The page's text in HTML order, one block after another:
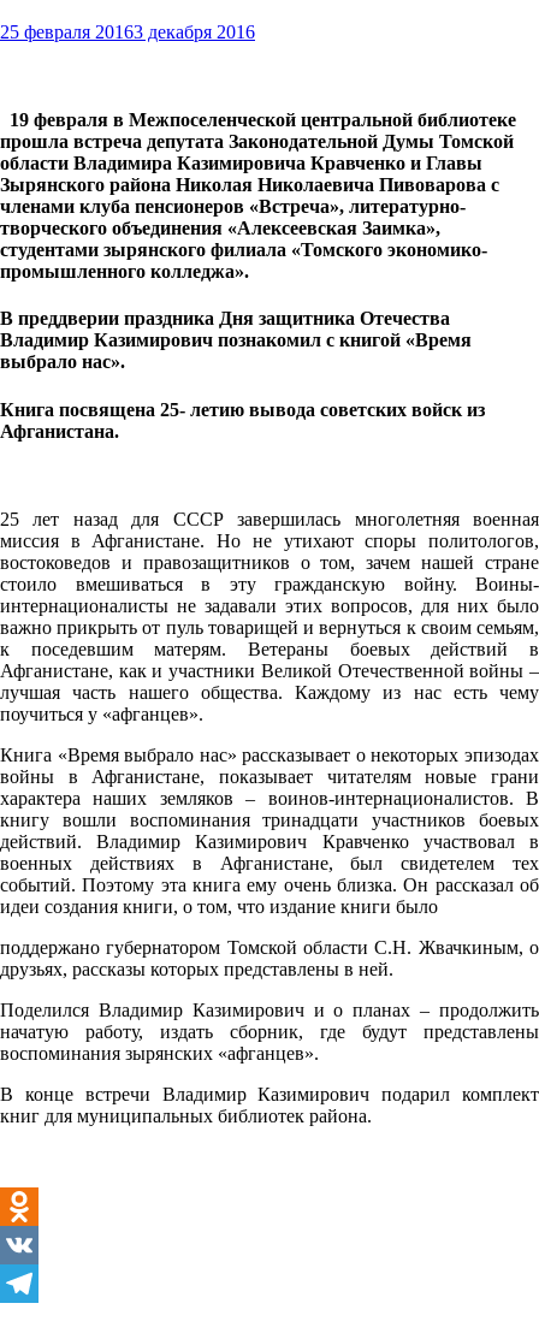
25 февраля 20163 декабря 2016
19 февраля в Межпоселенческой центральной библиотеке
прошла встреча депутата Законодательной Думы Томской
области Владимира Казимировича Кравченко и Главы
Зырянского района Николая Николаевича Пивоварова с
членами клуба пенсионеров «Встреча», литературно-
творческого объединения «Алексеевская Заимка»,
студентами зырянского филиала «Томского экономико-
промышленного колледжа».
В преддверии праздника Дня защитника Отечества
Владимир Казимирович познакомил с книгой «Время
выбрало нас».
Книга посвящена 25- летию вывода советских войск из
Афганистана.
25 лет назад для СССР завершилась многолетняя военная
миссия в Афганистане. Но не утихают споры политологов,
востоковедов и правозащитников о том, зачем нашей стране
стоило вмешиваться в эту гражданскую войну. Воины-
интернационалисты не задавали этих вопросов, для них было
важно прикрыть от пуль товарищей и вернуться к своим семьям,
к поседевшим матерям. Ветераны боевых действий в
Афганистане, как и участники Великой Отечественной войны –
лучшая часть нашего общества. Каждому из нас есть чему
поучиться у «афганцев».
Книга «Время выбрало нас» рассказывает о некоторых эпизодах
войны в Афганистане, показывает читателям новые грани
характера наших земляков – воинов-интернационалистов. В
книгу вошли воспоминания тринадцати участников боевых
действий. Владимир Казимирович Кравченко участвовал в
военных действиях в Афганистане, был свидетелем тех
событий. Поэтому эта книга ему очень близка. Он рассказал об
идеи создания книги, о том, что издание книги было
поддержано губернатором Томской области С.Н. Жвачкиным, о
друзьях, рассказы которых представлены в ней.
Поделился Владимир Казимирович и о планах – продолжить
начатую работу, издать сборник, где будут представлены
воспоминания зырянских «афганцев».
В конце встречи Владимир Казимирович подарил комплект
книг для муниципальных библиотек района.
Odnoklassniki
VK